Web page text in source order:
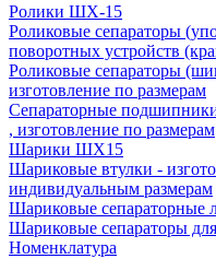
Ролики ШХ-15
Роликовые сепараторы
поворотных устройств
Роликовые сепараторы
изготовление по размерам
Сепараторные
, изготовление по размерам
Шарики ШХ15
Шариковые втулки -
индивидуальным размерам
Шариковые сепараторные
Шариковые сепараторы
Номенклатура